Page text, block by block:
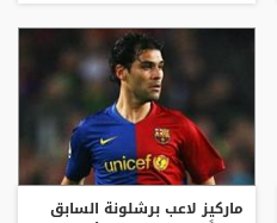
ماركيز لاعب برشلونة السابق